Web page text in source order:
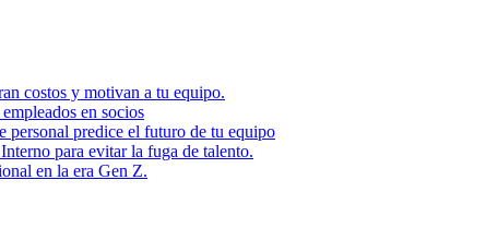
costos y motivan a tu equipo.
en socios
personal predice el futuro de tu equipo
para evitar la fuga de talento.
en la era Gen Z.